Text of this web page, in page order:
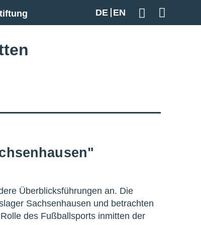
DE EN
Überblicksführungen an. Die
Sachsenhausen und betrachten
des Fußballsports inmitten der